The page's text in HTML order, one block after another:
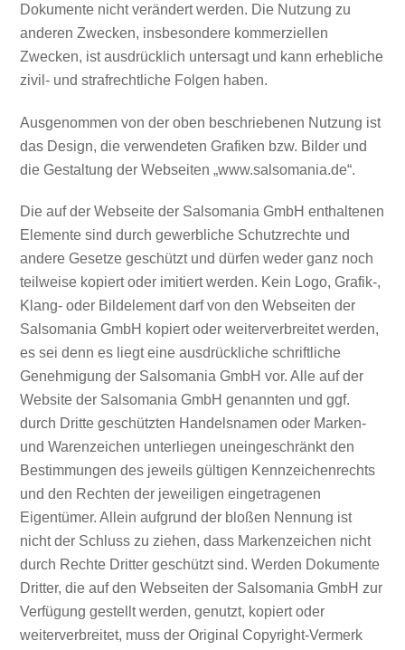
Dokumente nicht verändert werden. Die Nutzung zu
anderen Zwecken, insbesondere kommerziellen
Zwecken, ist ausdrücklich untersagt und kann erhebliche
zivil- und strafrechtliche Folgen haben.
Ausgenommen von der oben beschriebenen Nutzung ist
das Design, die verwendeten Grafiken bzw. Bilder und
die Gestaltung der Webseiten „www.salsomania.de“.
Die auf der Webseite der Salsomania GmbH enthaltenen
Elemente sind durch gewerbliche Schutzrechte und
andere Gesetze geschützt und dürfen weder ganz noch
teilweise kopiert oder imitiert werden. Kein Logo, Grafik-,
Klang- oder Bildelement darf von den Webseiten der
Salsomania GmbH kopiert oder weiterverbreitet werden,
es sei denn es liegt eine ausdrückliche schriftliche
Genehmigung der Salsomania GmbH vor. Alle auf der
Website der Salsomania GmbH genannten und ggf.
durch Dritte geschützten Handelsnamen oder Marken-
und Warenzeichen unterliegen uneingeschränkt den
Bestimmungen des jeweils gültigen Kennzeichenrechts
und den Rechten der jeweiligen eingetragenen
Eigentümer. Allein aufgrund der bloßen Nennung ist
nicht der Schluss zu ziehen, dass Markenzeichen nicht
durch Rechte Dritter geschützt sind. Werden Dokumente
Dritter, die auf den Webseiten der Salsomania GmbH zur
Verfügung gestellt werden, genutzt, kopiert oder
weiterverbreitet, muss der Original Copyright-Vermerk